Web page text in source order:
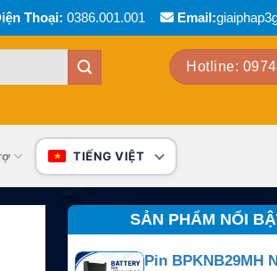
Thoại: 0386.001.001 Email:
Hotline:
TIẾNG VIỆT
SẢN PHẨM NỔI
Pin BPKNB29MH